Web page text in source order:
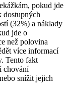
pokud jde
dostupných
(32%) a náklady
jde o
než polovina
více informací
Tento fakt
chování
snížit jejich